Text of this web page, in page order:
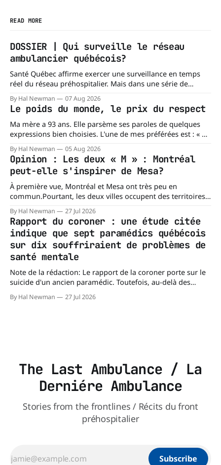
READ MORE
DOSSIER | Qui surveille le réseau
ambulancier québécois?
Santé Québec affirme exercer une surveillance en temps
réel du réseau préhospitalier. Mais dans une série de
réponses transmises à La Dernière Ambulance,
l'organisation confirme ne pas tenir certains registres
provinciaux qui permettraient de mesurer des situations
pourtant fondamentales pour évaluer la capacité du réseau
à répondre à
By Hal Newman 07 Aug 2026
Le poids du monde, le prix du respect
Ma mère a 93 ans. Elle parsème ses paroles de quelques
expressions bien choisies. L'une de mes préférées est : « À
chacun son mishegoss. » Mishegoss est un mot yiddish qui
évoque la folie, les lubies, les absurdités de la vie. Chacun
porte les siennes. Elle en a d'
By Hal Newman 05 Aug 2026
Opinion : Les deux « M » : Montréal
peut-elle s'inspirer de Mesa?
À première vue, Montréal et Mesa ont très peu en
commun.Pourtant, les deux villes occupent des territoires
comparables. Mesa, en Arizona, couvre environ 359 km²
(138,7 milles carrés), alors que l'île de Montréal s'étend sur
près de 499 km². La différence n'est
By Hal Newman 27 Jul 2026
Rapport du coroner : une étude citée
indique que sept paramédics québécois
sur dix souffriraient de problèmes de
santé mentale
Note de la rédaction: Le rapport de la coroner porte sur le
suicide d'un ancien paramédic. Toutefois, au-delà des
circonstances ayant mené à cette enquête, il s'intéresse à
une question plus large : les blessures psychologiques chez
By Hal Newman 27 Jul 2026
The Last Ambulance / La
Derniére Ambulance
Stories from the frontlines / Récits du front
préhospitalier
Subscribe